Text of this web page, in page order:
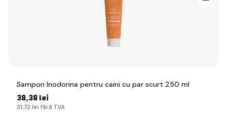
Sampon Inodorina pentru caini cu par scurt 250 ml
38,38 lei
31,72 lei fără TVA